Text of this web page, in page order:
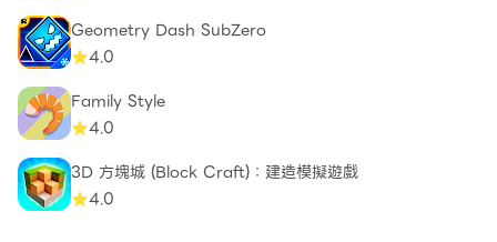
Geometry Dash SubZero
4.0
Family Style
4.0
3D 方塊城 (Block Craft)：建造模擬遊戲
4.0